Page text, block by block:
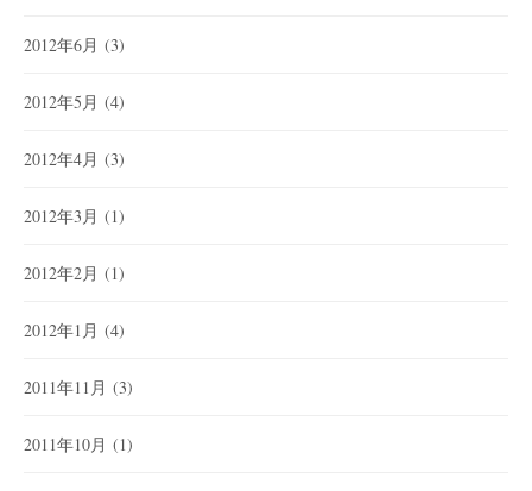
2012年6月 (3)
2012年5月 (4)
2012年4月 (3)
2012年3月 (1)
2012年2月 (1)
2012年1月 (4)
2011年11月 (3)
2011年10月 (1)